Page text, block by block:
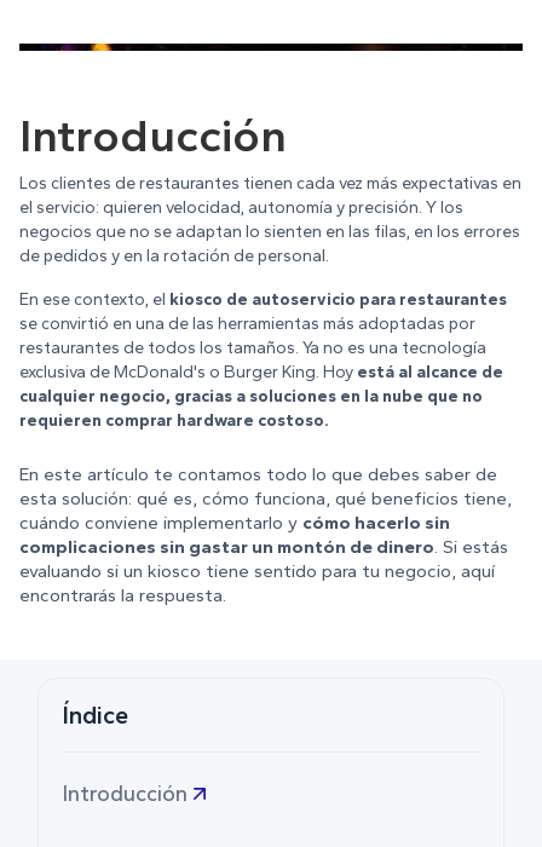
Introducción
Los clientes de restaurantes tienen cada vez más expectativas en
el servicio: quieren velocidad, autonomía y precisión. Y los
negocios que no se adaptan lo sienten en las filas, en los errores
de pedidos y en la rotación de personal.
En ese contexto, el kiosco de autoservicio para restaurantes
se convirtió en una de las herramientas más adoptadas por
restaurantes de todos los tamaños. Ya no es una tecnología
exclusiva de McDonald's o Burger King. Hoy está al alcance de
cualquier negocio, gracias a soluciones en la nube que no
requieren comprar hardware costoso.
En este artículo te contamos todo lo que debes saber de
esta solución: qué es, cómo funciona, qué beneficios tiene,
cuándo conviene implementarlo y cómo hacerlo sin
complicaciones sin gastar un montón de dinero. Si estás
evaluando si un kiosco tiene sentido para tu negocio, aquí
encontrarás la respuesta.
Índice
Introducción